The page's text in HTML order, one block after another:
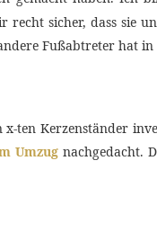
sicher, dass sie
Fußabtreter hat
ten Kerzenständer
Umzug nachgedacht.